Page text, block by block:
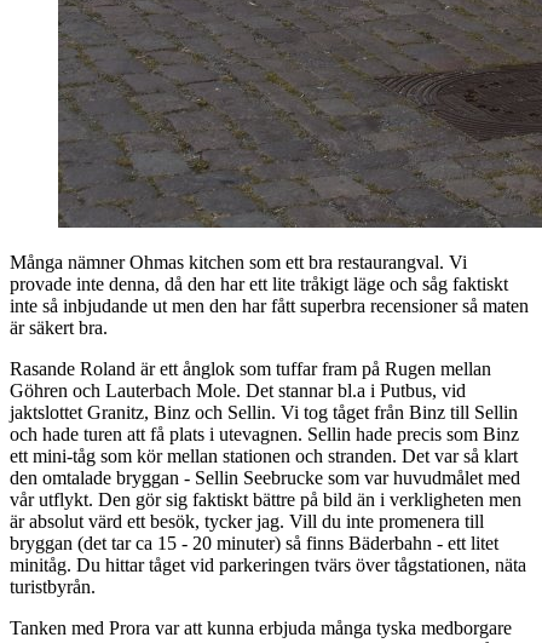
Många nämner Ohmas kitchen som ett bra restaurangval. Vi
provade inte denna, då den har ett lite tråkigt läge och såg faktiskt
inte så inbjudande ut men den har fått superbra recensioner så maten
är säkert bra.
Rasande Roland är ett ånglok som tuffar fram på Rugen mellan
Göhren och Lauterbach Mole. Det stannar bl.a i Putbus, vid
jaktslottet Granitz, Binz och Sellin. Vi tog tåget från Binz till Sellin
och hade turen att få plats i utevagnen. Sellin hade precis som Binz
ett mini-tåg som kör mellan stationen och stranden. Det var så klart
den omtalade bryggan - Sellin Seebrucke som var huvudmålet med
vår utflykt. Den gör sig faktiskt bättre på bild än i verkligheten men
är absolut värd ett besök, tycker jag. Vill du inte promenera till
bryggan (det tar ca 15 - 20 minuter) så finns Bäderbahn - ett litet
minitåg. Du hittar tåget vid parkeringen tvärs över tågstationen, näta
turistbyrån.
Tanken med Prora var att kunna erbjuda många tyska medborgare